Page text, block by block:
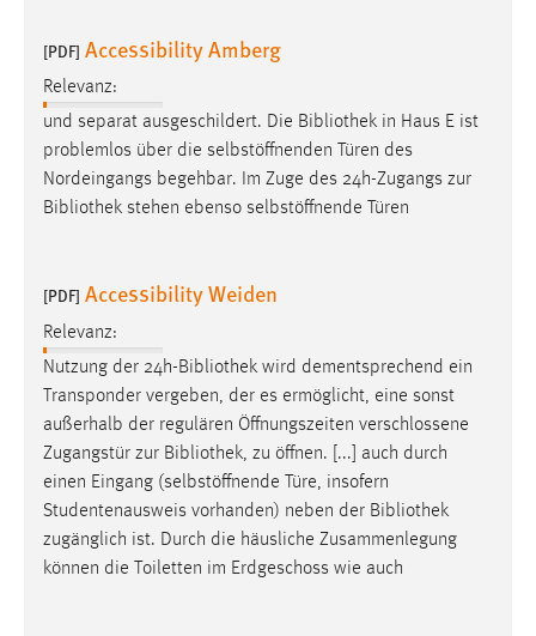
[PDF] Accessibility Amberg
Relevanz:
und separat ausgeschildert. Die Bibliothek in Haus E ist
problemlos über die selbstöffnenden Türen des
Nordeingangs begehbar. Im Zuge des 24h-Zugangs zur
Bibliothek stehen ebenso selbstöffnende Türen
[PDF] Accessibility Weiden
Relevanz:
Nutzung der 24h-Bibliothek wird dementsprechend ein
Transponder vergeben, der es ermöglicht, eine sonst
außerhalb der regulären Öffnungszeiten verschlossene
Zugangstür zur Bibliothek, zu öffnen. [...] auch durch
einen Eingang (selbstöffnende Türe, insofern
Studentenausweis vorhanden) neben der Bibliothek
zugänglich ist. Durch die häusliche Zusammenlegung
können die Toiletten im Erdgeschoss wie auch